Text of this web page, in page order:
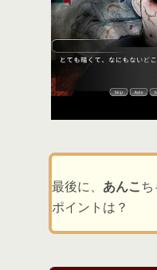
最後に、 あんこ ち
ポイントは？